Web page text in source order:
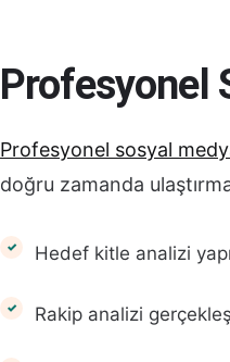
Profesyonel
Profesyonel sosyal
doğru zamanda
Hedef kitle analizi
Rakip analizi